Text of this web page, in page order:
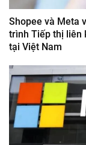
Shopee và Meta
trình Tiếp thị liên
tại Việt Nam